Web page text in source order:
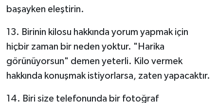
başayken eleştirin.
13. Birinin kilosu hakkında yorum yapmak için
hiçbir zaman bir neden yoktur. "Harika
görünüyorsun" demen yeterli. Kilo vermek
hakkında konuşmak istiyorlarsa, zaten yapacaktır.
14. Biri size telefonunda bir fotoğraf